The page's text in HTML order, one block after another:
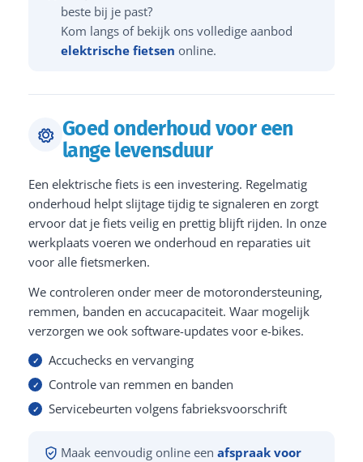
beste bij je past?
Kom langs of bekijk ons volledige aanbod
elektrische fietsen online.
Goed onderhoud voor een
lange levensduur
Een elektrische fiets is een investering. Regelmatig
onderhoud helpt slijtage tijdig te signaleren en zorgt
ervoor dat je fiets veilig en prettig blijft rijden. In onze
werkplaats voeren we onderhoud en reparaties uit
voor alle fietsmerken.
We controleren onder meer de motorondersteuning,
remmen, banden en accucapaciteit. Waar mogelijk
verzorgen we ook software-updates voor e-bikes.
Accuchecks en vervanging
Controle van remmen en banden
Servicebeurten volgens fabrieksvoorschrift
Maak eenvoudig online een afspraak voor